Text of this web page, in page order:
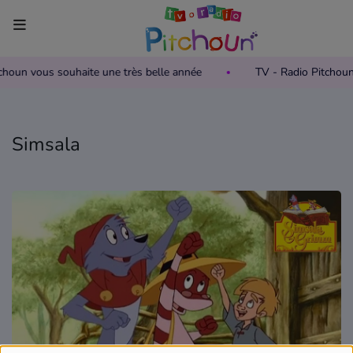
vous souhaite une très belle année TV - Radio
Accueil
Replay TV Pitchoun
Où regarder TV Pitchoun ?
Radio
Grille des programmes Radio
Podcasts
Simsala